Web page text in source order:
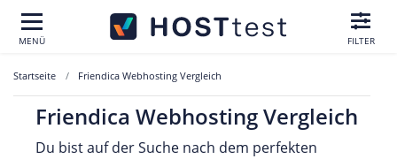
MENÜ FILTER
Startseite Friendica Webhosting Vergleich
Friendica Webhosting Vergleich
Du bist auf der Suche nach dem perfekten